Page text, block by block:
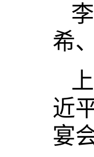
希
近
宴